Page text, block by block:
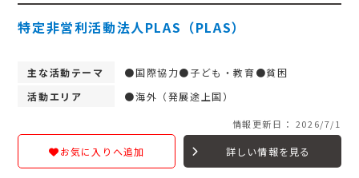
特定非営利活動法人PLAS（PLAS）
主な活動テーマ
●国際協力●子ども・教育●貧困
活動エリア
●海外（発展途上国）
情報更新日： 2026/7/1
お気に入りへ追加 詳しい情報を見る